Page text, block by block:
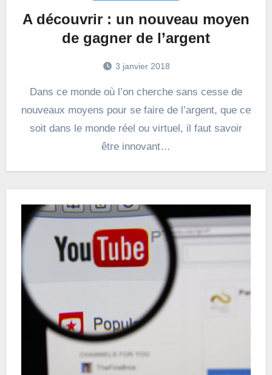
A découvrir : un nouveau moyen
de gagner de l’argent
3 janvier 2018
Dans ce monde où l’on cherche sans cesse de
nouveaux moyens pour se faire de l’argent, que ce
soit dans le monde réel ou virtuel, il faut savoir
être innovant…